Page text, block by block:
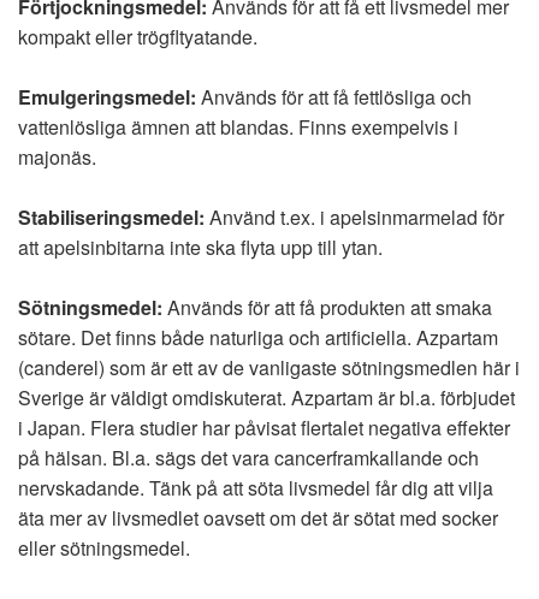
Förtjockningsmedel: Används för att få ett livsmedel mer
kompakt eller trögfltyatande.
Emulgeringsmedel: Används för att få fettlösliga och
vattenlösliga ämnen att blandas. Finns exempelvis i
majonäs.
Stabiliseringsmedel: Använd t.ex. i apelsinmarmelad för
att apelsinbitarna inte ska flyta upp till ytan.
Sötningsmedel: Används för att få produkten att smaka
sötare. Det finns både naturliga och artificiella. Azpartam
(canderel) som är ett av de vanligaste sötningsmedlen här i
Sverige är väldigt omdiskuterat. Azpartam är bl.a. förbjudet
i Japan. Flera studier har påvisat flertalet negativa effekter
på hälsan. Bl.a. sägs det vara cancerframkallande och
nervskadande. Tänk på att söta livsmedel får dig att vilja
äta mer av livsmedlet oavsett om det är sötat med socker
eller sötningsmedel.